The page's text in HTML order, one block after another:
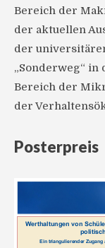
Bereich der
der aktuellen
der
„Sonderweg“
Bereich der
der
Posterpreis